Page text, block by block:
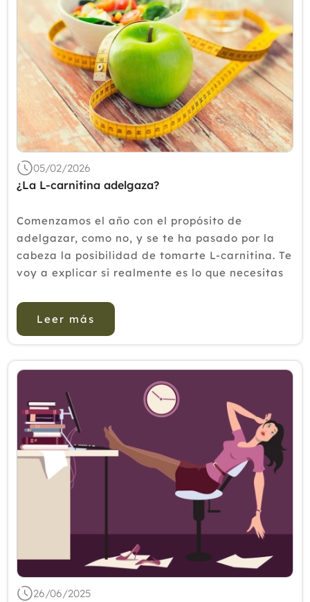
05/02/2026
¿La L-carnitina adelgaza?
Comenzamos el año con el propósito de
adelgazar, como no, y se te ha pasado por la
cabeza la posibilidad de tomarte L-carnitina. Te
voy a explicar si realmente es lo que necesitas
suplemento. La L-carnitina es uno de esos
suplementos de los que ...
Leer más
26/06/2025